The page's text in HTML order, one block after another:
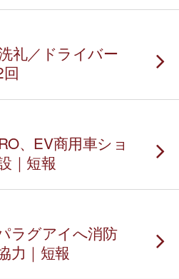
礼／ドライバー
、EV商用車ショ
｜短報
ラグアイへ消防
力｜短報